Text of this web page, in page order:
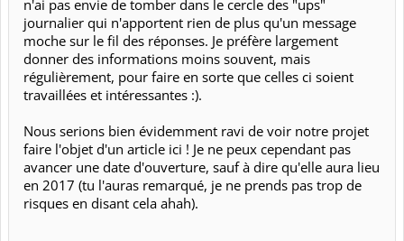
n'ai pas envie de tomber dans le cercle des "ups"
journalier qui n'apportent rien de plus qu'un message
moche sur le fil des réponses. Je préfère largement
donner des informations moins souvent, mais
régulièrement, pour faire en sorte que celles ci soient
travaillées et intéressantes :).
Nous serions bien évidemment ravi de voir notre projet
faire l'objet d'un article ici ! Je ne peux cependant pas
avancer une date d'ouverture, sauf à dire qu'elle aura lieu
en 2017 (tu l'auras remarqué, je ne prends pas trop de
risques en disant cela ahah).